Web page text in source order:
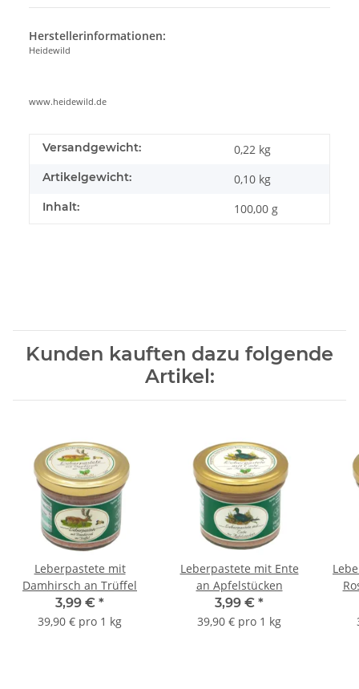
Herstellerinformationen:
Heidewild
www.heidewild.de
Versandgewicht: 0,22 kg
Artikelgewicht: 0,10 kg
Inhalt: 100,00 g
Kunden kauften dazu folgende
Artikel:
Leberpastete mit
Damhirsch an Trüffel
3,99 € *
39,90 € pro 1 kg
Leberpastete mit Ente
an Apfelstücken
3,99 € *
39,90 € pro 1 kg